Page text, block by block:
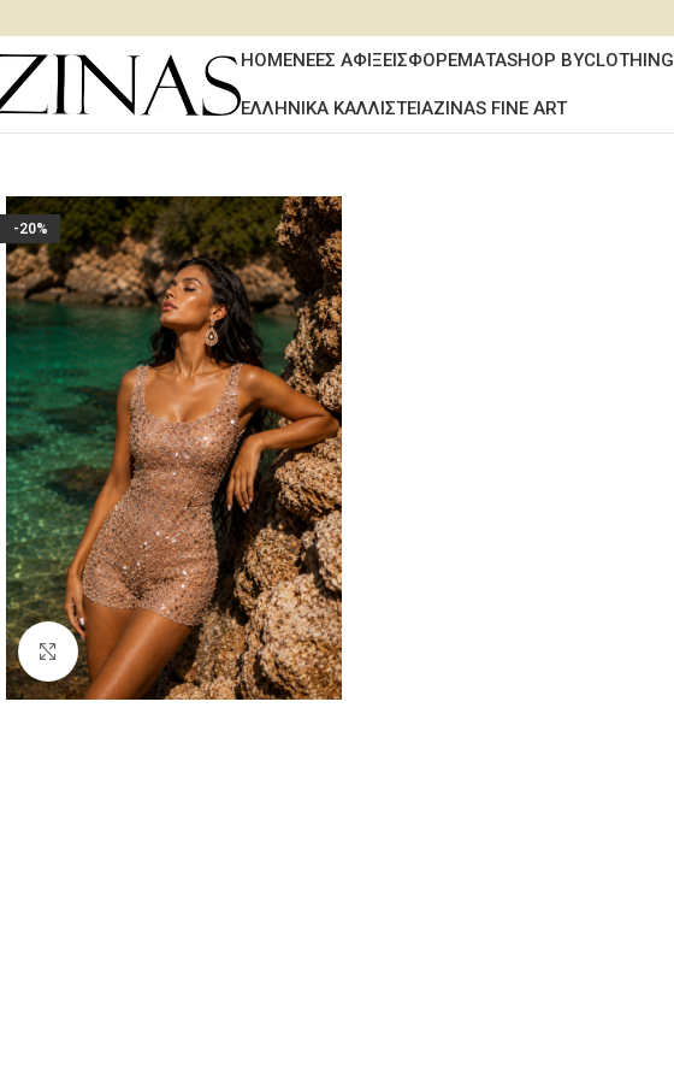
HOMEΝΕΕΣ ΑΦΙΞΕΙΣΦΟΡΕΜΑΤΑSHOP BYCLOTHING
ΕΛΛΗΝΙΚΑ ΚΑΛΛΙΣΤΕΙΑZINAS FINE ART
-20%
Κλικ για μεγέθυνση